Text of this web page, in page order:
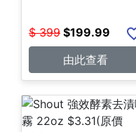
$ 399 $199.99
由此查看